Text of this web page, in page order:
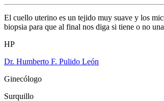
El cuello uterino es un tejido muy suave y los
biopsia para que al final nos diga si tiene o no
HP
Dr. Humberto F. Pulido León
Ginecólogo
Surquillo